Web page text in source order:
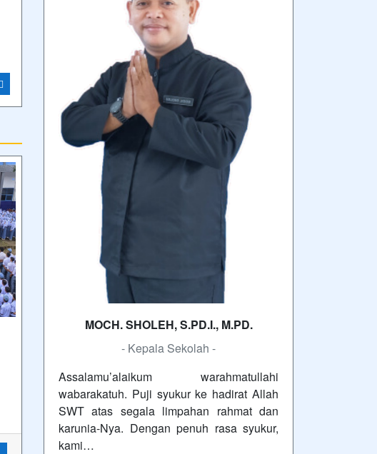
MOCH. SHOLEH, S.PD.I., M.PD.
- Kepala Sekolah -
Assalamu’alaikum warahmatullahi
wabarakatuh. Puji syukur ke hadirat Allah
SWT atas segala limpahan rahmat dan
karunia-Nya. Dengan penuh rasa syukur,
kami…